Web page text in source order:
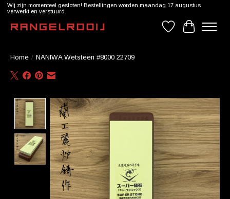
Wij zijn momenteel gesloten! Bestellingen worden maandag 17 augustus
verwerkt en verstuurd.
Verlanglijst
Home / NANIWA Wetsteen #8000 22709
Product image slideshow Items